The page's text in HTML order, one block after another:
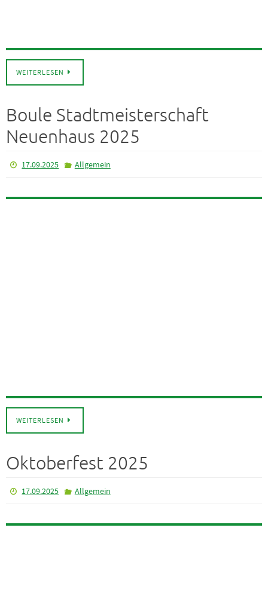
WEITERLESEN
Boule Stadtmeisterschaft
Neuenhaus 2025
17.09.2025 Allgemein
WEITERLESEN
Oktoberfest 2025
17.09.2025 Allgemein